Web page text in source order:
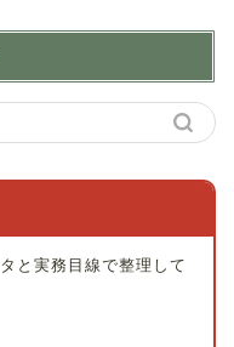
と実務目線で整理して